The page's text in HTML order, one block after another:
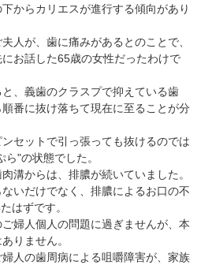
からカリエスが進行する傾向があり
人が、歯に痛みがあるとのことで、
お話した65歳の女性だったわけで
、義歯のクラスプで抑えている歯
番に抜け落ちて現在に至ることが分
セットで引っ張っても抜けるのでは
"の状態でした。
溝からは、排膿が続いていました。
いだけでなく、排膿によるお口の不
はずです。
婦人個人の問題に過ぎませんが、本
りません。
人の歯周病による咀嚼障害が、家族